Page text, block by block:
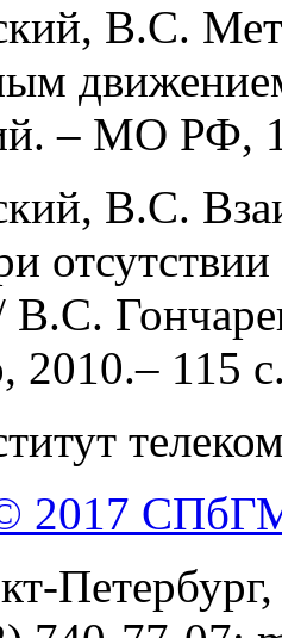
В.С.
– МО РФ,
В.С.
/ В.С.
2010.– 115
© 2017